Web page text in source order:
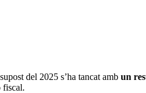
del 2025 s’ha tancat amb un
fiscal.